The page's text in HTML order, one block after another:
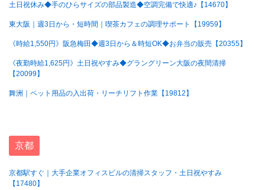
土日祝休み◆手のひらサイズの部品製造◆空調完備で快適♪【14670】
東大阪｜週3日から・短時間｜喫茶カフェの調理サポート【19959】
《時給1,550円》阪急梅田◆週3日から＆時短OK◆お弁当の販売【20355】
《夜勤時給1,625円》土日祝やすみ◆グラングリーン大阪の夜間清掃
【20099】
舞洲｜ペット用品の入出荷・リーチリフト作業【19812】
京都
京都駅すぐ｜大手企業オフィスビルの清掃スタッフ・土日祝やすみ
【17480】